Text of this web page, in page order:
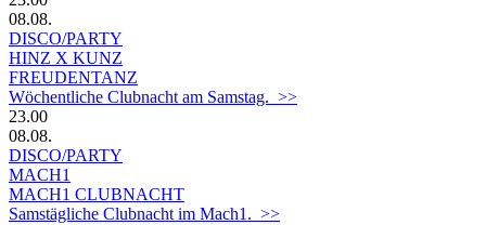
08.08.
DISCO/PARTY
HINZ X KUNZ
FREUDENTANZ
Wöchentliche Clubnacht am Samstag. >>
23.00
08.08.
DISCO/PARTY
MACH1
MACH1 CLUBNACHT
Samstägliche Clubnacht im Mach1. >>